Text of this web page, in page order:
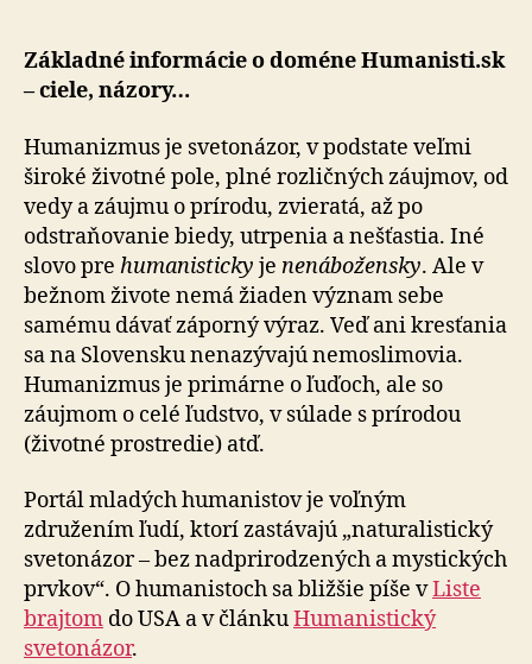
Základné informácie o doméne Humanisti.sk
– ciele, názory…
Humanizmus je svetonázor, v podstate veľmi
široké životné pole, plné rozličných záujmov, od
vedy a záujmu o prírodu, zvieratá, až po
odstraňovanie biedy, utrpenia a nešťastia. Iné
slovo pre humanisticky je nenábožensky. Ale v
bežnom živote nemá žiaden význam sebe
samému dávať záporný výraz. Veď ani kresťania
sa na Slovensku nenazývajú nemoslimovia.
Humanizmus je primárne o ľuďoch, ale so
záujmom o celé ľudstvo, v súlade s prírodou
(životné prostredie) atď.
Portál mladých humanistov je voľným
združením ľudí, ktorí zastávajú „naturalistický
svetonázor – bez nadprirodzených a mystických
prvkov“. O humanistoch sa bližšie píše vListe
brajtom do USA a v článkuHumanistický
svetonázor.